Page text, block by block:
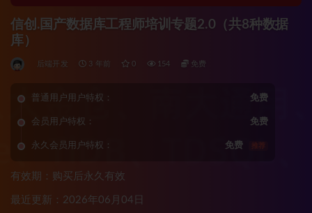
信创.国产数据库工程师培训专题2.0（共8种数据
库）
后端开发 3 年前 0 154 免费
普通用户用户特权： 免费
会员用户特权： 免费
永久会员用户特权： 免费 推荐
有效期：购买后永久有效
最近更新：2026年06月04日